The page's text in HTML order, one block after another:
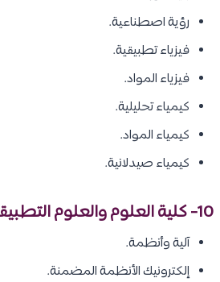
رؤية اصطناعية.
فيزياء تطبيقية.
فيزياء المواد.
كيمياء تحليلية.
كيمياء المواد.
كيمياء صيدلانية.
10- كلية العلوم والعلوم التطبيقية:
آلية وأنظمة.
إلكترونيك الأنظمة المضمنة.